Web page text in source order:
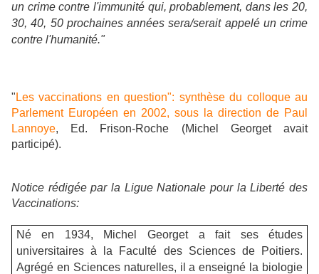
un crime contre l'immunité qui, probablement, dans les 20,
30, 40, 50 prochaines années sera/serait appelé un crime
contre l'humanité."
" Les vaccinations en question": synthèse du colloque au
Parlement Européen en 2002, sous la direction de Paul
Lannoye, Ed. Frison-Roche (Michel Georget avait
participé).
Notice rédigée par la Ligue Nationale pour la Liberté des
Vaccinations:
Né en 1934, Michel Georget a fait ses études
universitaires à la Faculté des Sciences de Poitiers.
Agrégé en Sciences naturelles, il a enseigné la biologie